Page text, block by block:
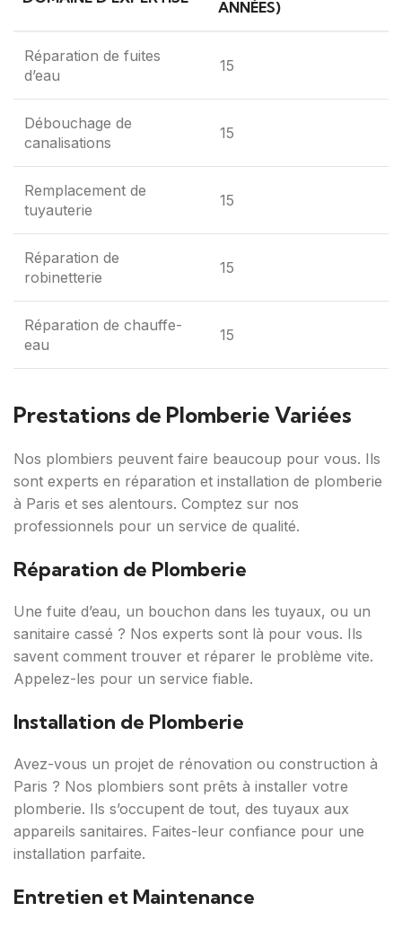
ANNÉES)
Réparation de fuites
d’eau
15
Débouchage de
canalisations
15
Remplacement de
tuyauterie
15
Réparation de
robinetterie
15
Réparation de chauffe-
eau
15
Prestations de Plomberie Variées
Nos plombiers peuvent faire beaucoup pour vous. Ils
sont experts en réparation et installation de plomberie
à Paris et ses alentours. Comptez sur nos
professionnels pour un service de qualité.
Réparation de Plomberie
Une fuite d’eau, un bouchon dans les tuyaux, ou un
sanitaire cassé ? Nos experts sont là pour vous. Ils
savent comment trouver et réparer le problème vite.
Appelez-les pour un service fiable.
Installation de Plomberie
Avez-vous un projet de rénovation ou construction à
Paris ? Nos plombiers sont prêts à installer votre
plomberie. Ils s’occupent de tout, des tuyaux aux
appareils sanitaires. Faites-leur confiance pour une
installation parfaite.
Entretien et Maintenance